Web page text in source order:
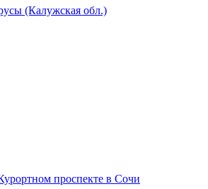
(Калужская обл.)
проспекте в Сочи